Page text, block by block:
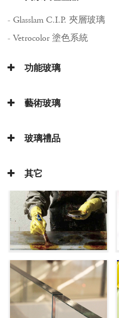
- Glasslam C.I.P. 夾層玻璃
- Vetrocolor 塗色系統
功能玻璃
藝術玻璃
玻璃禮品
其它